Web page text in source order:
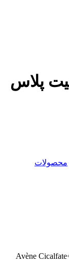
پلاس
محصولات
Avène